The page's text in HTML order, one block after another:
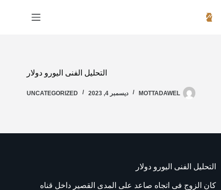
التحليل الفنى اليورو دولار
MOTTADAWEL ديسمبر 4, 2023 UNCATEGORIZED
التحليل الفنى اليورو دولار
كان الزوج فى اتجاه صاعد على المدى القصير داخل قناه